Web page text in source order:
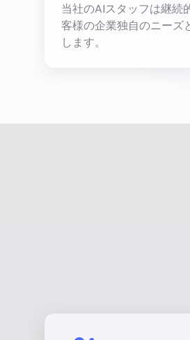
当社のAIスタッフは継続
客様の企業独自のニーズ
します。